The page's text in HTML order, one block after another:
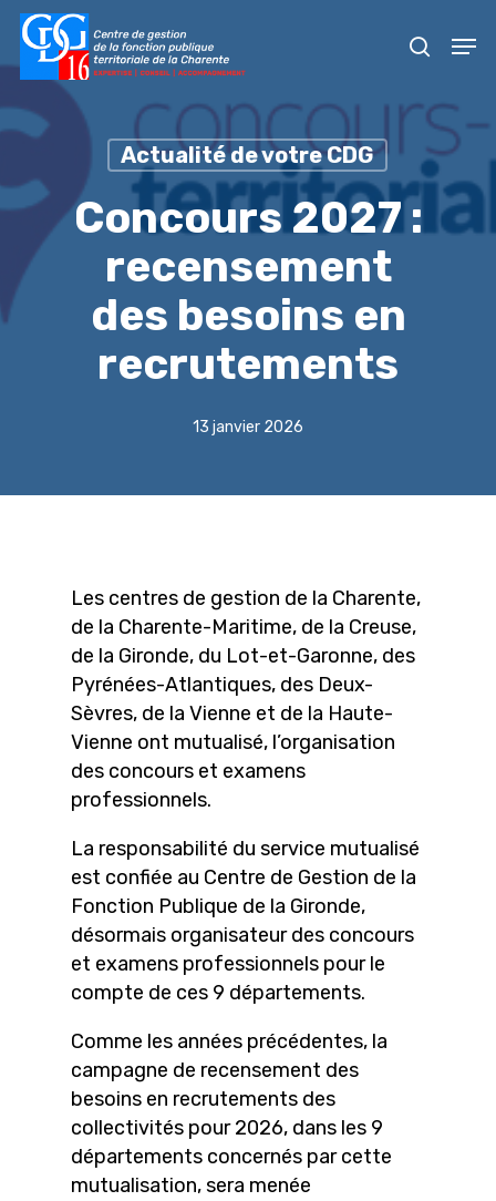
Skip
main
content
Actualité de votre CDG
Concours 2027 :
recensement
des besoins en
recrutements
13 janvier 2026
Les centres de gestion de la Charente,
de la Charente-Maritime, de la Creuse,
de la Gironde, du Lot-et-Garonne, des
Pyrénées-Atlantiques, des Deux-
Sèvres, de la Vienne et de la Haute-
Vienne ont mutualisé, l’organisation
des concours et examens
professionnels.
La responsabilité du service mutualisé
est confiée au Centre de Gestion de la
Fonction Publique de la Gironde,
désormais organisateur des concours
et examens professionnels pour le
compte de ces 9 départements.
Comme les années précédentes, la
campagne de recensement des
besoins en recrutements des
collectivités pour 2026, dans les 9
départements concernés par cette
mutualisation, sera menée